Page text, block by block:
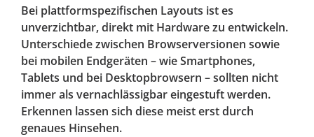
Bei plattformspezifischen Layouts ist es
unverzichtbar, direkt mit Hardware zu entwickeln.
Unterschiede zwischen Browserversionen sowie
bei mobilen Endgeräten – wie Smartphones,
Tablets und bei Desktopbrowsern – sollten nicht
immer als vernachlässigbar eingestuft werden.
Erkennen lassen sich diese meist erst durch
genaues Hinsehen.